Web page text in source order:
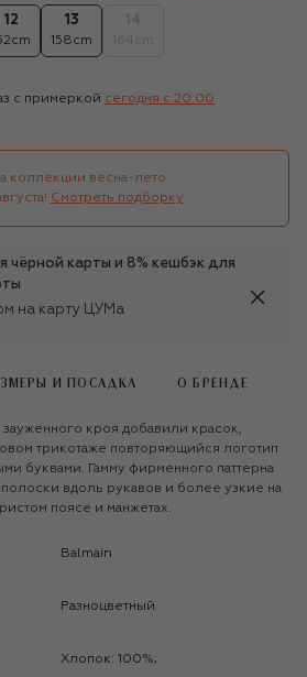
12 13
158cm
с примеркой сегодня c 20:00
коллекции весна-лето
Смотреть подборку
чёрной карты и 8% кешбэк для
на карту ЦУМа
И ПОСАДКА О БРЕНДЕ
кроя добавили красок,
трикотаже повторяющийся логотип
буквами. Гамму фирменного паттерна
вдоль рукавов и более узкие на
поясе и манжетах.
Balmain
Разноцветный
Хлопок: 100%;